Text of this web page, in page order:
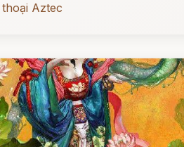
Aztec